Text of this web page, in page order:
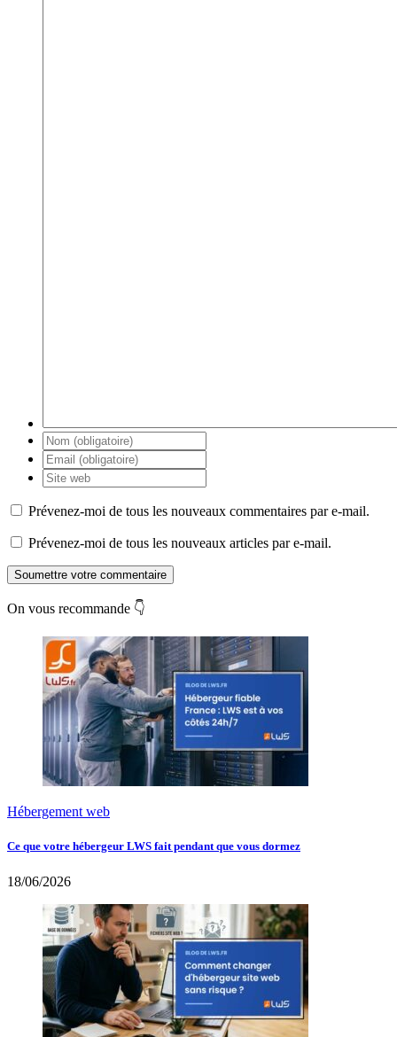
Prévenez-moi de tous les nouveaux commentaires par e-mail.
Prévenez-moi de tous les nouveaux articles par e-mail.
Soumettre votre commentaire
On vous recommande 👇
Hébergement web
Ce que votre hébergeur LWS fait pendant que vous dormez
18/06/2026